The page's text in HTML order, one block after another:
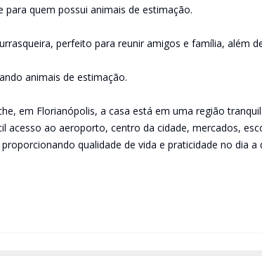
quem possui animais de estimação.
perfeito para reunir amigos e família, além
animais de estimação.
em Florianópolis, a casa está em uma região
acesso ao aeroporto, centro da cidade, mercados,
qualidade de vida e praticidade no dia a